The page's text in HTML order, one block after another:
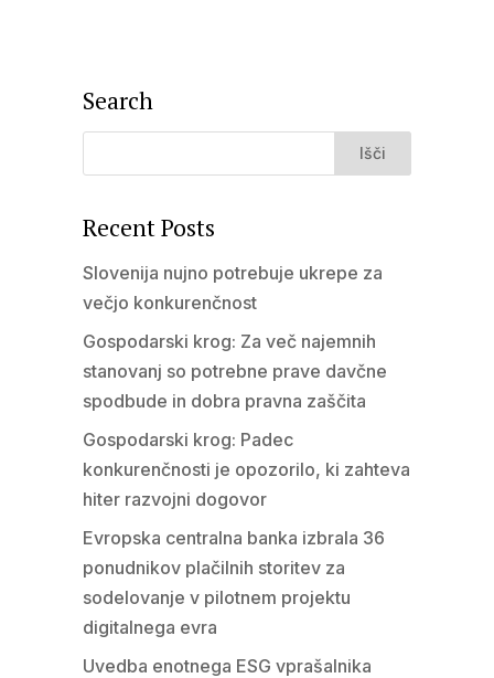
Search
Recent Posts
Slovenija nujno potrebuje ukrepe za
večjo konkurenčnost
Gospodarski krog: Za več najemnih
stanovanj so potrebne prave davčne
spodbude in dobra pravna zaščita
Gospodarski krog: Padec
konkurenčnosti je opozorilo, ki zahteva
hiter razvojni dogovor
Evropska centralna banka izbrala 36
ponudnikov plačilnih storitev za
sodelovanje v pilotnem projektu
digitalnega evra
Uvedba enotnega ESG vprašalnika